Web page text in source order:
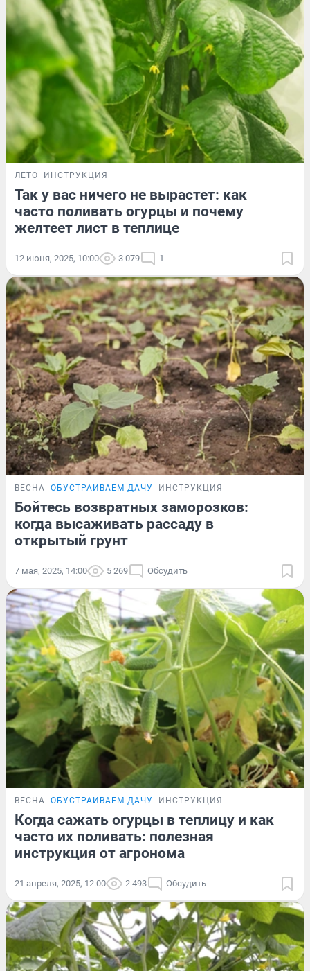
ЛЕТО ИНСТРУКЦИЯ
Так у вас ничего не вырастет: как
часто поливать огурцы и почему
желтеет лист в теплице
12 июня, 2025, 10:00 3 079 1
ВЕСНА ОБУСТРАИВАЕМ ДАЧУ ИНСТРУКЦИЯ
Бойтесь возвратных заморозков:
когда высаживать рассаду в
открытый грунт
7 мая, 2025, 14:00 5 269 Обсудить
ВЕСНА ОБУСТРАИВАЕМ ДАЧУ ИНСТРУКЦИЯ
Когда сажать огурцы в теплицу и как
часто их поливать: полезная
инструкция от агронома
21 апреля, 2025, 12:00 2 493 Обсудить